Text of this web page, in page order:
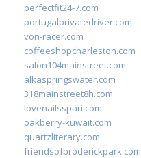
perfectfit24-7.com
portugalprivatedriver.com
von-racer.com
coffeeshopcharleston.com
salon104mainstreet.com
alkaspringswater.com
318mainstreet8h.com
lovenailsspari.com
oakberry-kuwait.com
quartzliterary.com
friendsofbroderickpark.com